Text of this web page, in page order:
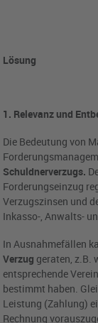
Lösung
1. Relevanz und
Die Bedeutung von
Schuldnerverzugs.
Forderungseinzug
Verzugszinsen und
Inkasso-, Anwalts-
In Ausnahmefällen
Verzug geraten, z.B.
entsprechende
bestimmt haben.
Leistung (Zahlung)
Rechnung